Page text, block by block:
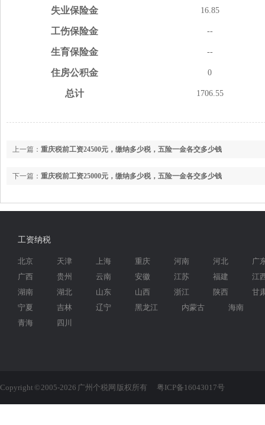
失业保险金 16.85
工伤保险金 --
生育保险金 --
住房公积金 0
总计 1706.55
上一篇： 重庆税前工资24500元，缴纳多少税，五险一金各交多少钱
下一篇： 重庆税前工资25000元，缴纳多少税，五险一金各交多少钱
工资纳税
北京 天津 上海 重庆 河南 河北
广
广西
贵州 云南 安徽 江苏 福建
江
湖南
湖北 山东 山西 浙江 陕西
甘
宁夏
吉林 辽宁 黑龙江 内蒙古
海南
青海
四川
Copyright © 2005-2026 广州个税网 版权所有 粤ICP备16043017号